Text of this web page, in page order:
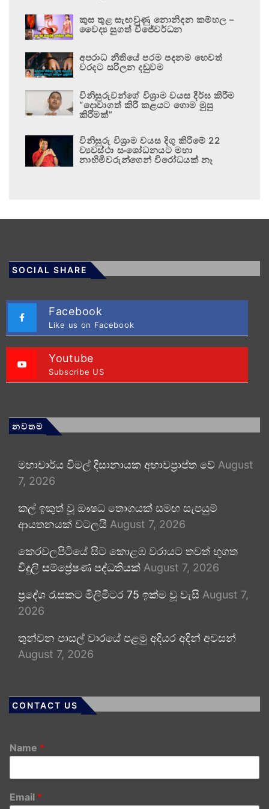
කුස තුළ සැඟවුණු නොනිදන කම්හල –
වෛද්‍ය සුගත් විජේවර්ධන
අපරාධ නීතියේ පරම පදනම හෙවත්
වරදට සරිලන දඬුවම
විනිසුරුවන්ගේ විශ්‍රාම වයස දීර්ඝ කිරීම
“දොවාගත් කිරි කළයට ගොම මුසු
කිරීමක්”
විනිසුරු විශ්‍රාම වයස දිගු කිරීමේ 22
ව්‍යවස්ථා සංශෝධනයට මහා
නාහිමිවරුන්ගෙන් විරෝධයක් නෑ
SOCIAL SHARE
Facebook
Like us on Facebook
Youtube
Subscribe US
නවතම
මහාචාර්ය විමල් දිසානායක අභාවප්‍රාප්ත වේ August
7, 2026
කල් ඉකුත් වූ ඖෂධ තොගයක් සමඟ සැපයුම්
ආයතනයක් වටලයි August 7, 2026
කෙරවලපිටියේ සිට කොළඹ වරායට තවත් භූගත
විදුලි සම්ප්‍රේෂණ පද්ධතියක් August 7, 2026
ප්‍රදේශ රැසකට මිලිමීටර 75 ඉක්ම වූ වැසි August 7,
2026
තුන්වන පාසල් වාරයේ පළමු අදියර අදින් අවසන්
August 7, 2026
CONTACT US
Name *
Email *